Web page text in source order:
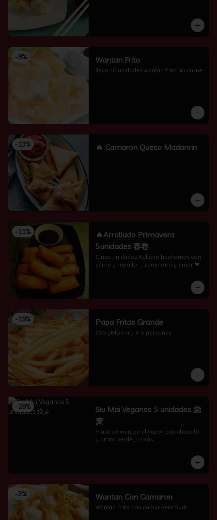
-9% Wantan Frito
lleva 10 unidades wantan frito sin carne
-13% 🔥 Camaron Queso Madanrin
-11%
🔥Arrollado Primavera
5unidades 春卷
Cinco unidades. Relleno hechomos con
carne y repollo ，zanahoria y amor ❤
-19% Papa Fritas Grande
550 gMS para 4-5 perzonas
-29%
Siu Mai Veganos 5 unidades 烧
麦
masa de wantan al vapor con chocolo
y proto verde。 ricas
-3% Wantan Con Camaron
Wantan Frito con camaroens 5uds